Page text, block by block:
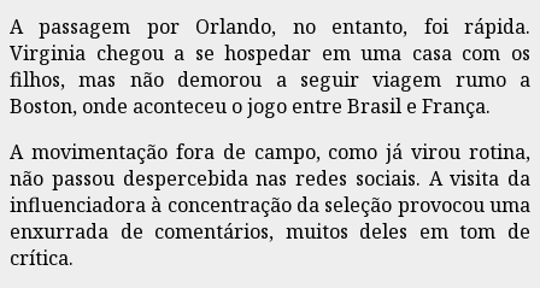
A passagem por Orlando, no entanto, foi rápida.
Virginia chegou a se hospedar em uma casa com os
filhos, mas não demorou a seguir viagem rumo a
Boston, onde aconteceu o jogo entre Brasil e França.
A movimentação fora de campo, como já virou rotina,
não passou despercebida nas redes sociais. A visita da
influenciadora à concentração da seleção provocou uma
enxurrada de comentários, muitos deles em tom de
crítica.